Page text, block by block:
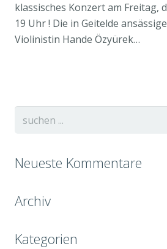
klassisches Konzert am Freitag,
19 Uhr ! Die in Geitelde
Violinistin Hande Özyürek…
Neueste Kommentare
Archiv
Kategorien